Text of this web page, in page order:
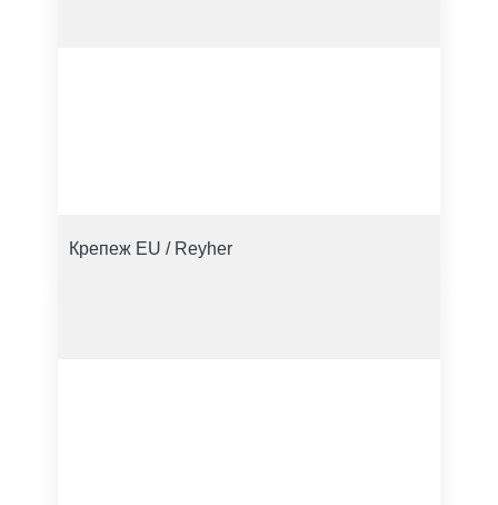
Крепеж EU / Reyher